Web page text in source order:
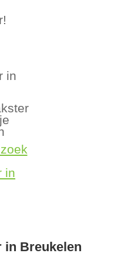
in
in
in Breukelen